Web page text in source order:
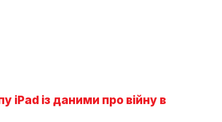
iPad із даними про війну в